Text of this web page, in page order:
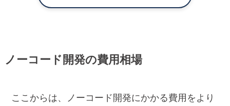
ノーコード開発の費用相場
ここからは、ノーコード開発にかかる費用をより